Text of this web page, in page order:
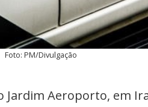
Foto: PM/Divulgação
Aeroporto, em